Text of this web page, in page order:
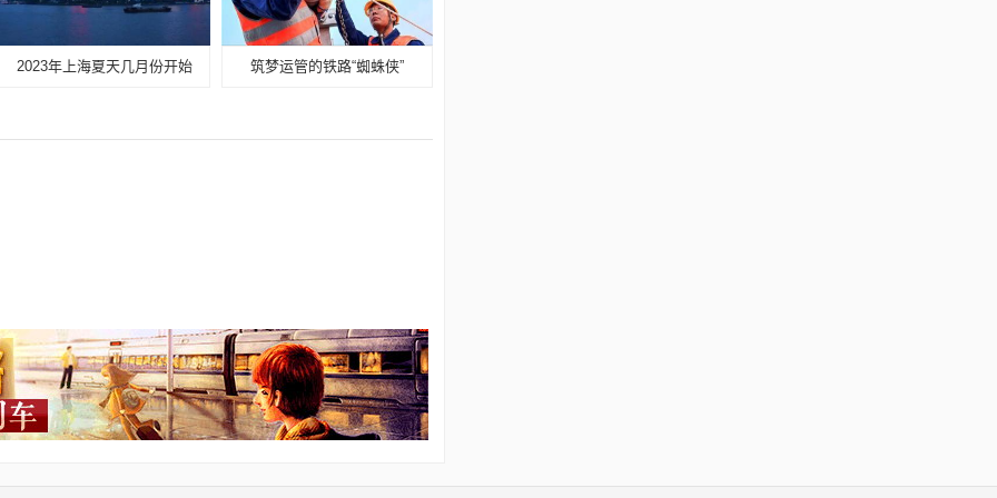
2023年上海夏天几月份开始 筑梦运管的铁路“蜘蛛侠”